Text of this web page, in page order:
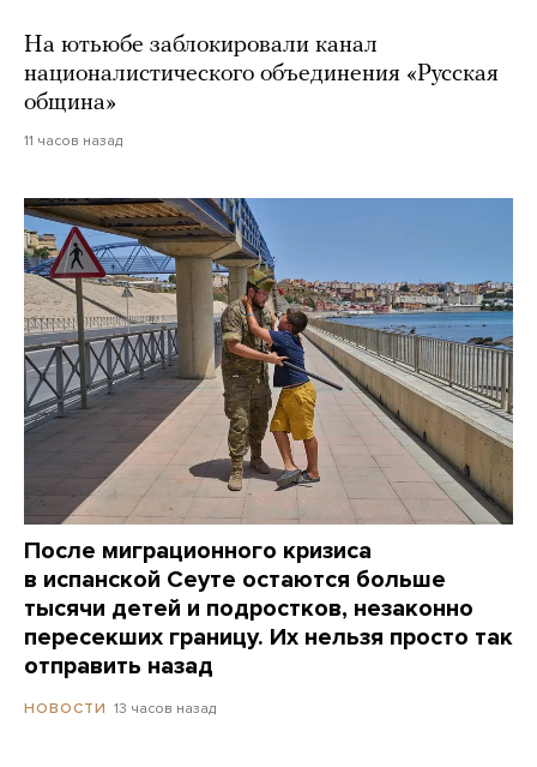
На ютьюбе заблокировали канал
националистического объединения «Русская
община»
11 часов назад
После миграционного кризиса
в испанской Сеуте остаются больше
тысячи детей и подростков, незаконно
пересекших границу. Их нельзя просто так
отправить назад
НОВОСТИ 13 часов назад